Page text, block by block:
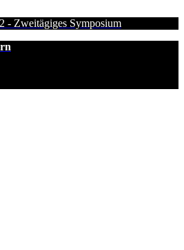
- Zweitägiges Symposium